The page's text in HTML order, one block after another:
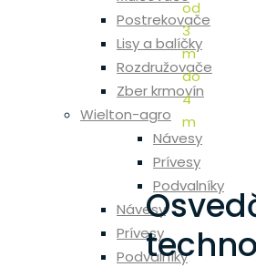
Postrekovače
Lisy a balíčky
Rozdružovače
Zber krmovín
Wielton-agro
Návesy
Prívesy
Podvalníky
Návesy
Prívesy
Podvalníky
od
3
m
do
4
m